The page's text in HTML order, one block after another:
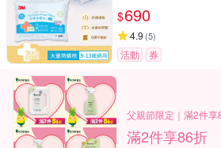
$690
4.9 (5)
活動 券
父親節限定｜滿2件享
滿2件享86折